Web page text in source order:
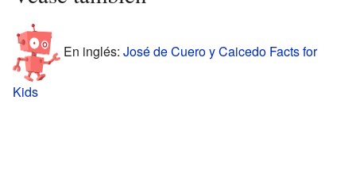
En inglés: José de Cuero y Caicedo Facts for
Kids